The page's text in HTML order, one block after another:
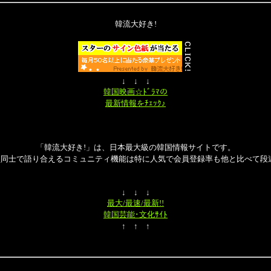
韓流大好き!
↓ ↓ ↓
韓国映画☆ﾄﾞﾗﾏの
最新情報をﾁｪｯｸ♪
「韓流大好き!」は、日本最大級の韓国情報サイトです。
士で語り合えるコミュニティ機能は特に人気で会員登録率も他と比べて段
↓ ↓ ↓
最大/最速/最新!!
韓国芸能･文化ｻｲﾄ
↑ ↑ ↑